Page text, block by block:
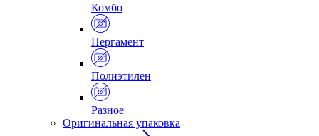
Комбо
Пергамент
Полиэтилен
Разное
Оригинальная упаковка